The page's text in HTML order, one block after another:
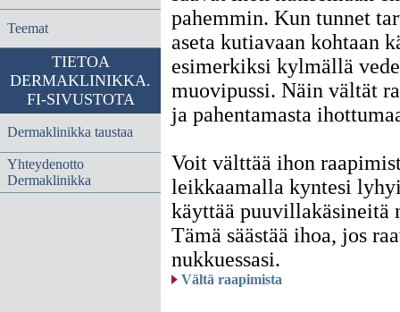
Teemat
TIETOA
DERMAKLINIKKA.
FI-SIVUSTOTA
Dermaklinikka taustaa
Yhteydenotto
Dermaklinikka
pahemmin. Kun tunnet
aseta kutiavaan kohtaan
esimerkiksi kylmällä
muovipussi. Näin vältät
ja pahentamasta
Voit välttää ihon
leikkaamalla kyntesi
käyttää puuvillakäsineitä
Tämä säästää ihoa, jos
nukkuessasi.
Vältä raapimista